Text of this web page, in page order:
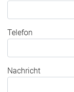
Telefon
Nachricht